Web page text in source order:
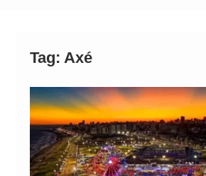
Tag: Axé